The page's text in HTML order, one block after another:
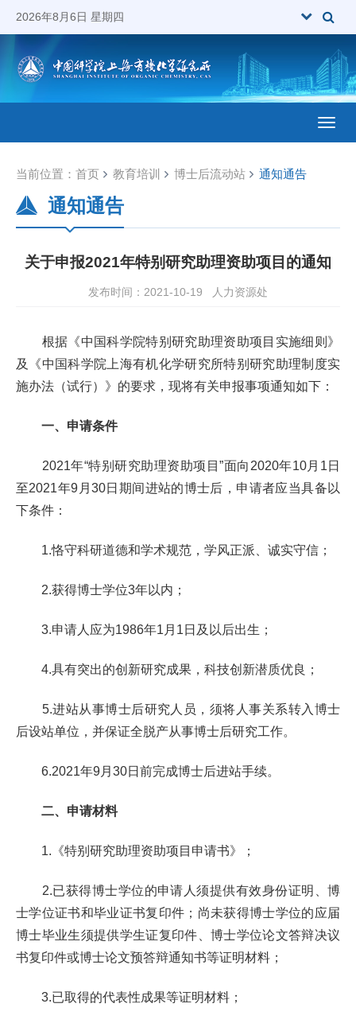
2026年8月6日 星期四
当前位置： 首页 教育培训 博士后流动站 通知通告
通知通告
关于申报2021年特别研究助理资助项目的通知
发布时间：2021-10-19 人力资源处
根据《中国科学院特别研究助理资助项目实施细则》
及《中国科学院上海有机化学研究所特别研究助理制度实
施办法（试行）》的要求，现将有关申报事项通知如下：
一、申请条件
2021年“特别研究助理资助项目”面向2020年10月1日
至2021年9月30日期间进站的博士后，申请者应当具备以
下条件：
1.恪守科研道德和学术规范，学风正派、诚实守信；
2.获得博士学位3年以内；
3.申请人应为1986年1月1日及以后出生；
4.具有突出的创新研究成果，科技创新潜质优良；
5.进站从事博士后研究人员，须将人事关系转入博士
后设站单位，并保证全脱产从事博士后研究工作。
6.2021年9月30日前完成博士后进站手续。
二、申请材料
1.《特别研究助理资助项目申请书》；
2.已获得博士学位的申请人须提供有效身份证明、博
士学位证书和毕业证书复印件；尚未获得博士学位的应届
博士毕业生须提供学生证复印件、博士学位论文答辩决议
书复印件或博士论文预答辩通知书等证明材料；
3.已取得的代表性成果等证明材料；